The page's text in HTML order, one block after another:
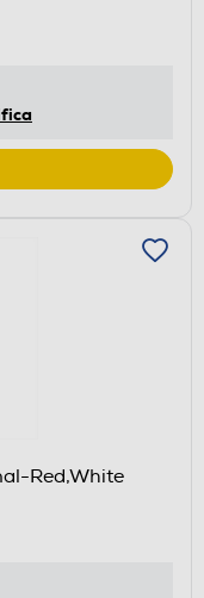
Red,White